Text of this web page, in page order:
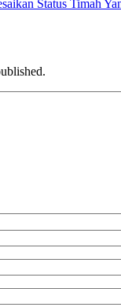
Status Timah